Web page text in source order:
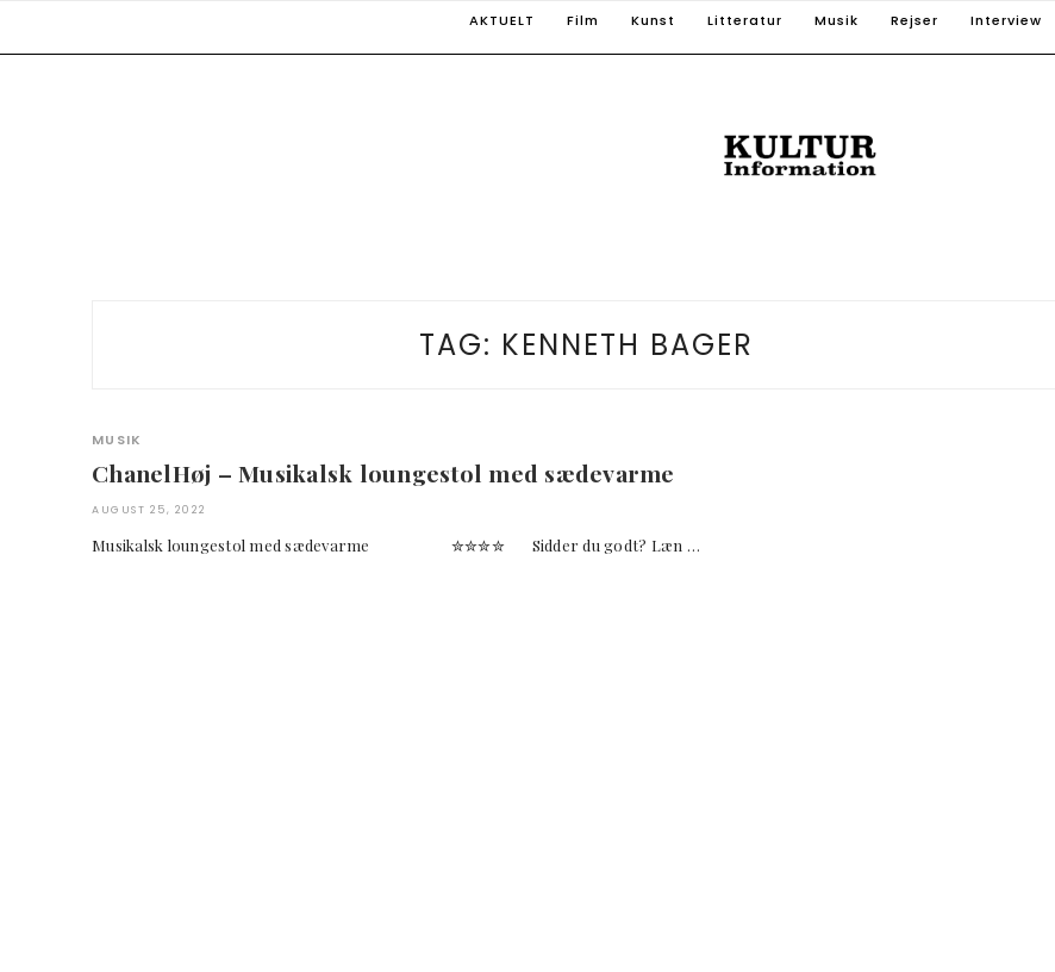
AKTUELT Film Kunst Litteratur Musik Rejser Interview
TAG: KENNETH BAGER
MUSIK
ChanelHøj – Musikalsk loungestol med sædevarme
AUGUST 25, 2022
Musikalsk loungestol med sædevarme ✮✮✮✮ Sidder du godt? Læn …